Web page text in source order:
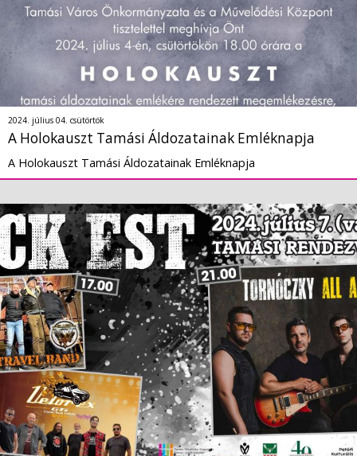
2024. július 04. csütörtök
A Holokauszt Tamási Áldozatainak Emléknapja
A Holokauszt Tamási Áldozatainak Emléknapja